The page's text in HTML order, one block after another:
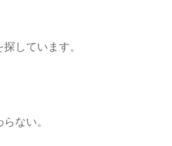
しています。
ない。